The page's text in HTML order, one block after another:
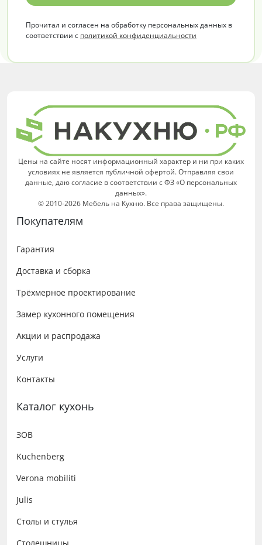
Прочитал и согласен на обработку персональных данных в
соответствии с политикой конфиденциальности
Цены на сайте носят информационный характер и ни при каких
условиях не является публичной офертой. Отправляя свои
данные, даю согласие в соответствии с ФЗ «О персональных
данных».
© 2010-2026 Мебель на Кухню. Все права защищены.
Покупателям
Гарантия
Доставка и сборка
Трёхмерное проектирование
Замер кухонного помещения
Акции и распродажа
Услуги
Контакты
Каталог кухонь
ЗОВ
Kuchenberg
Verona mobiliti
Julis
Столы и стулья